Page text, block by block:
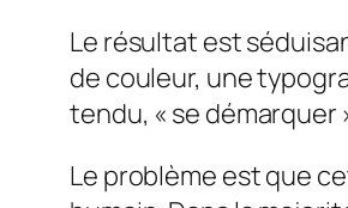
Le résultat est
de couleur, une
tendu, « se
Le problème est que